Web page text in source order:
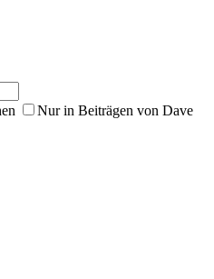
Nur in Beiträgen von Dave